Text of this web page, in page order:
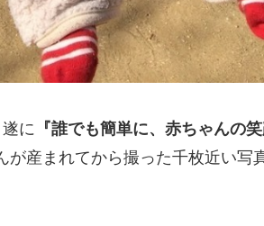
に 『誰でも簡単に、赤ちゃんの
が産まれてから撮った千枚近い写